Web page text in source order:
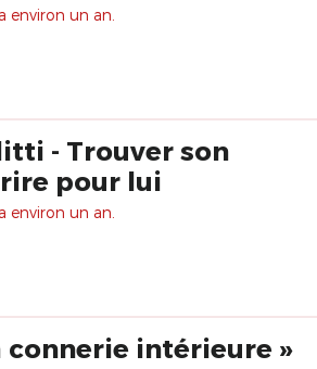
environ un an.
- Trouver son
pour lui
environ un an.
connerie intérieure »